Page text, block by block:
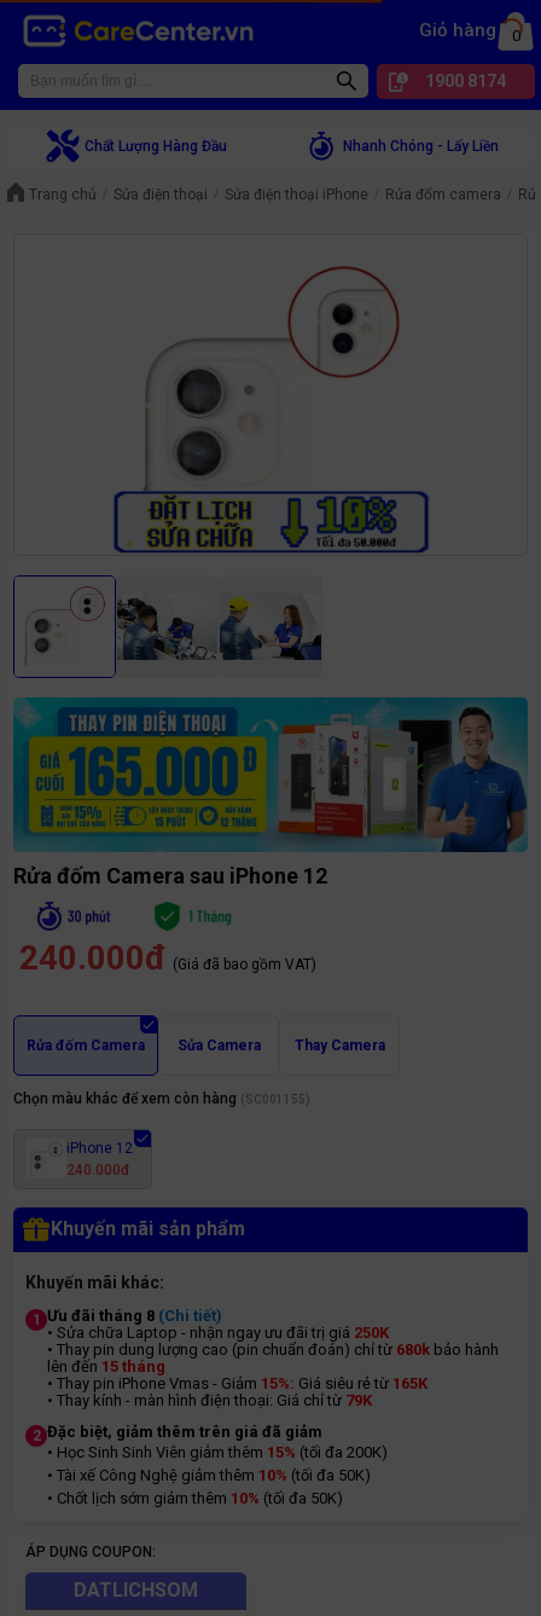
Giỏ hàng 0
1900 8174
Chất Lượng Hàng Đầu Nhanh Chóng - Lấy Liền
Trang chủ Sửa điện thoại Sửa điện thoại iPhone Rửa đốm camera
Rửa đốm Camera sau iPhone 12
240.000đ (Giá đã bao gồm VAT)
Rửa đốm Camera Sửa Camera Thay Camera
Chọn màu khác để xem còn hàng (SC001155 )
iPhone 12
240.000đ
Khuyến mãi sản phẩm
Khuyến mãi khác:
1 Ưu đãi tháng 8 (Chi tiết)
• Sửa chữa Laptop - nhận ngay ưu đãi trị giá 250K
• Thay pin dung lượng cao (pin chuẩn đoán) chỉ từ 680k bảo hành
lên đến 15 tháng
• Thay pin iPhone Vmas - Giảm 15%: Giá siêu rẻ từ 165K
• Thay kính - màn hình điện thoại: Giá chỉ từ 79K
2 Đặc biệt, giảm thêm trên giá đã giảm
• Học Sinh Sinh Viên giảm thêm 15% (tối đa 200K)
• Tài xế Công Nghệ giảm thêm 10% (tối đa 50K)
• Chốt lịch sớm giảm thêm 10% (tối đa 50K)
ÁP DỤNG COUPON:
DATLICHSOM